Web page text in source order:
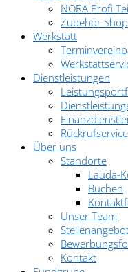
NORA Profi
Zubehör Shop
Werkstatt
Dienstleistungen
Rückrufservice
Über uns
Standorte
Lauda-
Buchen
Unser Team
Kontakt